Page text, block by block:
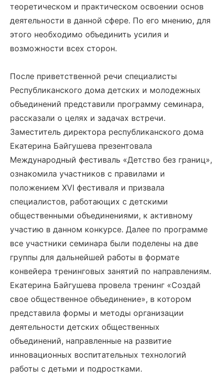
теоретическом и практическом освоении основ
деятельности в данной сфере. По его мнению, для
этого необходимо объединить усилия и
возможности всех сторон.
После приветственной речи специалисты
Республиканского дома детских и молодежных
объединений представили программу семинара,
рассказали о целях и задачах встречи.
Заместитель директора республиканского дома
Екатерина Байгушева презентовала
Международный фестиваль «Детство без границ»,
ознакомила участников с правилами и
положением XVI фестиваля и призвала
специалистов, работающих с детскими
общественными объединениями, к активному
участию в данном конкурсе. Далее по программе
все участники семинара были поделены на две
группы для дальнейшей работы в формате
конвейера тренинговых занятий по направлениям.
Екатерина Байгушева провела тренинг «Создай
свое общественное объединение», в котором
представила формы и методы организации
деятельности детских общественных
объединений, направленные на развитие
инновационных воспитательных технологий
работы с детьми и подростками.